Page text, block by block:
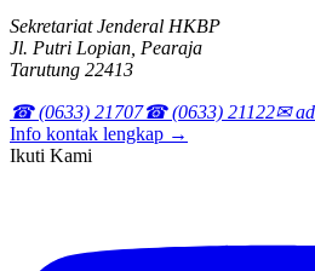
Sekretariat Jenderal HKBP
Jl. Putri Lopian, Pearaja
Tarutung 22413
☎ (0633) 21707☎ (0633) 21122✉
Info kontak lengkap →
Ikuti Kami